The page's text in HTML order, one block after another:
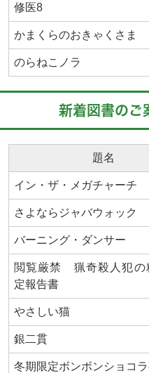
修医8
かまくらのおきゃくさま
のらねこノラ
新着図書のご
題名
イン・ザ・メガチャーチ
さよならジャバウォック
バーニング・ダンサー
閲覧厳禁 猟奇殺人犯の
定報告書
やさしい猫
銀二貫
冬期限定ボンボンショコ